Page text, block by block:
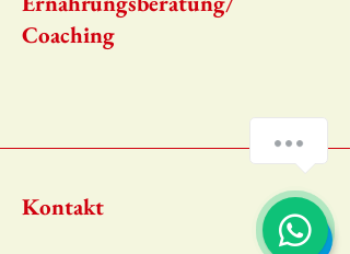
Coaching
Kontakt​